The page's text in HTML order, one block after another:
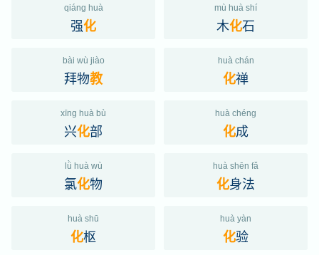
qiáng huà
强化
mù huà shí
木化石
bài wù jiào
拜物教
huà chán
化禅
xīng huà bù
兴化部
huà chéng
化成
lǜ huà wù
氯化物
huà shēn fǎ
化身法
huà shū
化枢
huà yàn
化验